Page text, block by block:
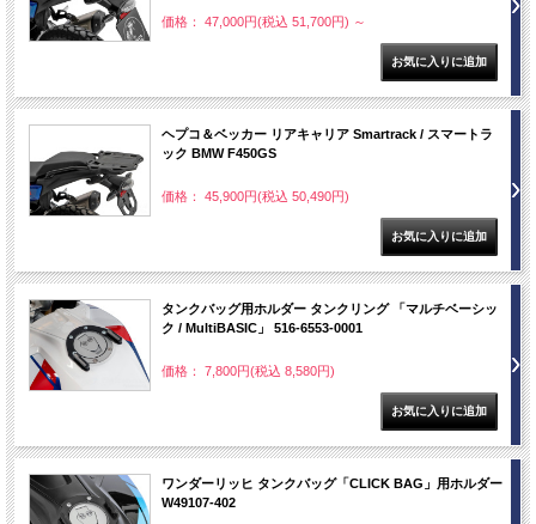
価格： 47,000円(税込 51,700円) ～
ヘプコ＆ベッカー リアキャリア Smartrack / スマートラ
ック BMW F450GS
価格： 45,900円(税込 50,490円)
タンクバッグ用ホルダー タンクリング 「マルチベーシッ
ク / MultiBASIC」 516-6553-0001
価格： 7,800円(税込 8,580円)
ワンダーリッヒ タンクバッグ「CLICK BAG」用ホルダー
W49107-402